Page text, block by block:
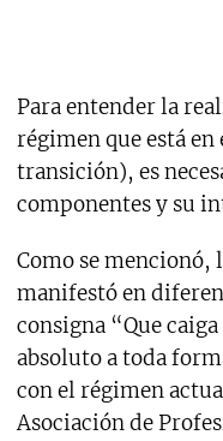
Para entender la
régimen que está
transición), es
componentes y su
Como se mencionó,
manifestó en
consigna “Que
absoluto a toda
con el régimen
Asociación de